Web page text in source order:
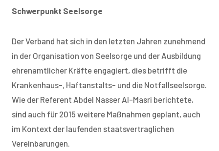
Schwerpunkt Seelsorge
Der Verband hat sich in den letzten Jahren zunehmend
in der Organisation von Seelsorge und der Ausbildung
ehrenamtlicher Kräfte engagiert, dies betrifft die
Krankenhaus-, Haftanstalts- und die Notfallseelsorge.
Wie der Referent Abdel Nasser Al-Masri berichtete,
sind auch für 2015 weitere Maßnahmen geplant, auch
im Kontext der laufenden staatsvertraglichen
Vereinbarungen.